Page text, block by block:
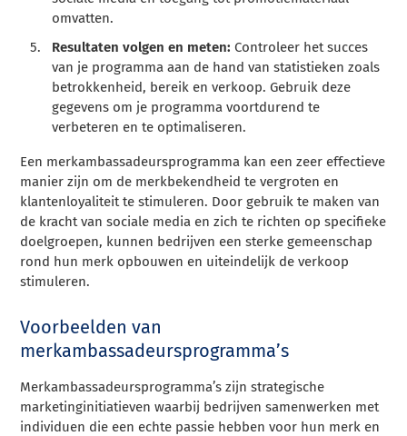
omvatten.
Resultaten volgen en meten: Controleer het succes
van je programma aan de hand van statistieken zoals
betrokkenheid, bereik en verkoop. Gebruik deze
gegevens om je programma voortdurend te
verbeteren en te optimaliseren.
Een merkambassadeursprogramma kan een zeer effectieve
manier zijn om de merkbekendheid te vergroten en
klantenloyaliteit te stimuleren. Door gebruik te maken van
de kracht van sociale media en zich te richten op specifieke
doelgroepen, kunnen bedrijven een sterke gemeenschap
rond hun merk opbouwen en uiteindelijk de verkoop
stimuleren.
Voorbeelden van
merkambassadeursprogramma’s
Merkambassadeursprogramma’s zijn strategische
marketinginitiatieven waarbij bedrijven samenwerken met
individuen die een echte passie hebben voor hun merk en